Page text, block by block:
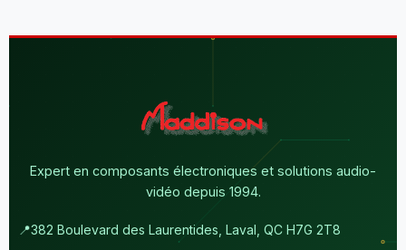
Expert en composants électroniques et solutions audio-
vidéo depuis 1994.
📍382 Boulevard des Laurentides, Laval, QC H7G 2T8